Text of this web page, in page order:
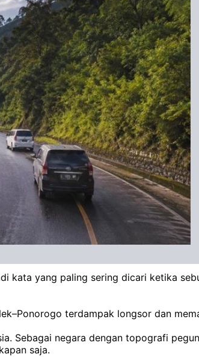
kata yang paling sering dicari ketika
terdampak longsor dan
Sebagai negara dengan topografi
saja.